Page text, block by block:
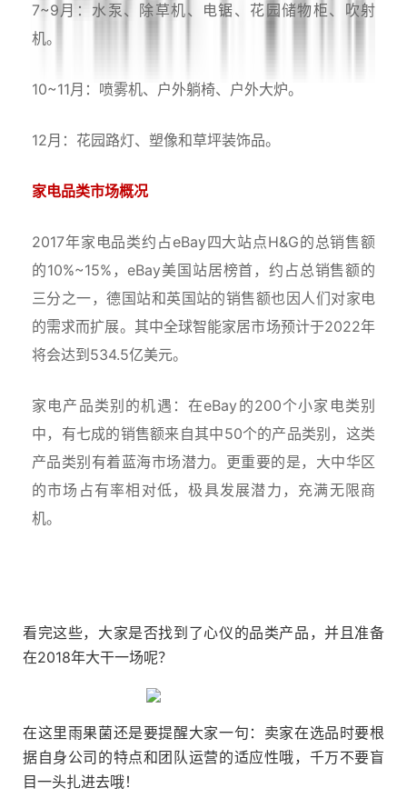
7~9月：水泵、除草机、电锯、花园储物柜、吹射
机。
10~11月：喷雾机、户外躺椅、户外大炉。
12月：花园路灯、塑像和草坪装饰品。
家电品类市场概况
2017年家电品类约占eBay四大站点H&G的总销售额
的10%~15%，eBay美国站居榜首，约占总销售额的
三分之一，德国站和英国站的销售额也因人们对家电
的需求而扩展。其中全球智能家居市场预计于2022年
将会达到534.5亿美元。
家电产品类别的机遇：在eBay的200个小家电类别
中，有七成的销售额来自其中50个的产品类别，这类
产品类别有着蓝海市场潜力。更重要的是，大中华区
的市场占有率相对低，极具发展潜力，充满无限商
机。
看完这些，大家是否找到了心仪的品类产品，并且准备
在2018年大干一场呢？
在这里雨果菌还是要提醒大家一句：卖家在选品时要根
据自身公司的特点和团队运营的适应性哦，千万不要盲
目一头扎进去哦！